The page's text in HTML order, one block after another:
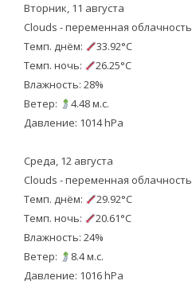
Вторник, 11 августа
Clouds - переменная облачность
Темп. днём:
33.92°C
Темп. ночь:
26.25°C
Влажность: 28%
Ветер:
4.48 м.с.
Давление: 1014 hPa
Среда, 12 августа
Clouds - переменная облачность
Темп. днём:
29.92°C
Темп. ночь:
20.61°C
Влажность: 24%
Ветер:
8.4 м.с.
Давление: 1016 hPa